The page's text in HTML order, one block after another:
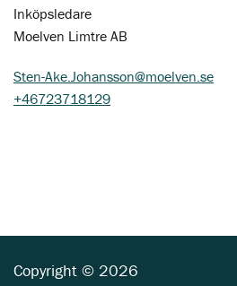
Inköpsledare
Moelven Limtre AB
Sten-Ake.Johansson@moelven.se
+46723718129
Copyright © 2026